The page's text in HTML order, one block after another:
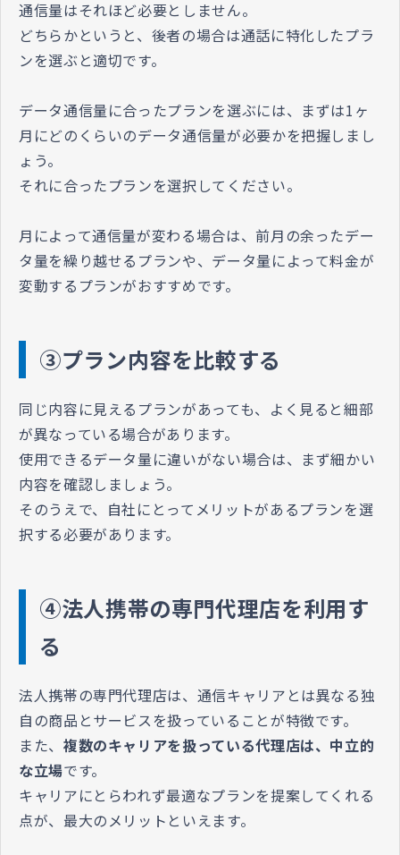
通信量はそれほど必要としません。
どちらかというと、後者の場合は通話に特化したプラ
ンを選ぶと適切です。
データ通信量に合ったプランを選ぶには、まずは1ヶ
月にどのくらいのデータ通信量が必要かを把握しまし
ょう。
それに合ったプランを選択してください。
月によって通信量が変わる場合は、前月の余ったデー
タ量を繰り越せるプランや、データ量によって料金が
変動するプランがおすすめです。
③プラン内容を比較する
同じ内容に見えるプランがあっても、よく見ると細部
が異なっている場合があります。
使用できるデータ量に違いがない場合は、まず細かい
内容を確認しましょう。
そのうえで、自社にとってメリットがあるプランを選
択する必要があります。
④法人携帯の専門代理店を利用す
る
法人携帯の専門代理店は、通信キャリアとは異なる独
自の商品とサービスを扱っていることが特徴です。
また、 複数のキャリアを扱っている代理店は、中立的
な立場です。
キャリアにとらわれず最適なプランを提案してくれる
点が、最大のメリットといえます。